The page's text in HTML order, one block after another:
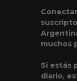
muchos
Si estás
diario,